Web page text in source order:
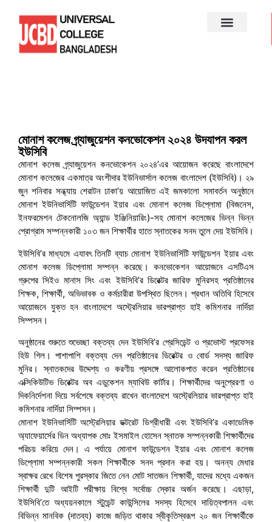
মোনাশ কলেজ গ্র্যাজুয়েশন কনভোকেশন ২০২৪ উদযাপন করল
ইউসিবি
মোনাশ কলেজ গ্র্যাজুয়েশন কনভোকেশন ২০২৪’এর আয়োজন করেছে বাংলাদেশে
মোনাশ কলেজের একমাত্র অংশীদার ইউনিভার্সাল কলেজ বাংলাদেশ (ইউসিবি)। ২৯
জুন শনিবার সন্ধ্যায় শেরাটন ঢাকা’য় আয়োজিত এই জমকালো সমাবর্তন অনুষ্ঠানে
মোনাশ ইউনিভার্সিটি ফাউন্ডেশন ইয়ার এবং মোনাশ কলেজ ডিপ্লোমা (বিজনেস,
ইনফরমেশন টেকনোলজি অ্যান্ড ইঞ্জিনিয়ারিং)-সহ মোনাশ কলেজের ভিন্ন ভিন্ন
প্রোগ্রাম সম্পন্নকারী ১০৩ জন শিক্ষার্থীর হাতে স্নাতকের সনদ তুলে দেয় ইউসিবি।
ইউসিবি’র মাধ্যমে এযাবৎ তিনটি ব্যাচ মোনাশ ইউনিভার্সিটি ফাউন্ডেশন ইয়ার এবং
মোনাশ কলেজ ডিপ্লোমা সম্পন্ন করেছে। কনভোকেশন আয়োজনে এসটিএস
গ্রুপের সিইও মানাস সিং এবং ইউসিবি’র ডিরেক্টর জারিফ মুনিরসহ প্রতিষ্ঠানের
শিক্ষক, শিক্ষার্থী, অভিভাবক ও কর্মচারীরা উপস্থিত ছিলেন। প্রধান অতিথি হিসেবে
আয়োজনে যুক্ত হন বাংলাদেশে অস্ট্রেলিয়ার ভারপ্রাপ্ত হাই কমিশনার নার্দিয়া
সিম্পসন।
অনুষ্ঠানের শুরুতে শুভেচ্ছা বক্তব্য দেন ইউসিবি’র প্রেসিডেন্ট ও প্রভোস্ট প্রফেসর
হিউ গিল। পাশাপাশি বক্তব্য দেন প্রতিষ্ঠানের ডিরেক্টর ও বোর্ড সদস্য জারিফ
মুনির। স্নাতকদের উদ্দেশ্য ও করণীয় প্রসঙ্গে আলোকপাত করেন প্রতিষ্ঠানের
এক্সিকিউটিভ ডিরেক্টর অব এডুকেশন ম্যাথিউ কার্টার। শিক্ষার্থীদের অনুপ্রেরণা ও
দিকনির্দেশনা দিয়ে সর্বশেষে বক্তব্য রাখেন বাংলাদেশে অস্ট্রেলিয়ার ভারপ্রাপ্ত হাই
কমিশনার নার্দিয়া সিম্পসন।
মোনাশ ইউনিভার্সিটি অস্ট্রেলিয়ার ডক্টরেট ডিগ্রীধারী এবং ইউসিবি’র একাডেমিক
অ্যাফেয়ার্সের ডিন অধ্যাপক মোঃ ইসমাইল হোসেন স্নাতক সম্পন্নকারী শিক্ষার্থীদের
পরিচয় করিয়ে দেন। এ পর্যায়ে মোনাশ ফাউন্ডেশন ইয়ার এবং মোনাশ কলেজ
ডিপ্লোমা সম্পন্নকারী সকল শিক্ষার্থীকে সনদ প্রদান করা হয়। অনন্য মেধার
স্বাক্ষর রেখে বিশেষ পুরস্কার জিতে নেন মোট সাতজন শিক্ষার্থী, যাদের মধ্যে একজন
শিক্ষার্থী দুটি আইটি পরীক্ষায় বিশ্বে সর্বোচ্চ স্কোর অর্জন করেছে। এছাড়া,
ইউসিবি’তে অধ্যয়নকালে স্টুডেন্ট কাউন্সিলের সদস্য হিসেবে দায়িত্বপালন এবং
বিভিন্ন মানবিক (দাতব্য) কাজে জড়িত থাকার স্বীকৃতিস্বরূপ ২০ জন শিক্ষার্থীকে